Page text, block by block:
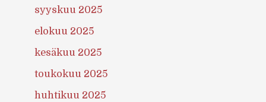
syyskuu 2025
elokuu 2025
kesäkuu 2025
toukokuu 2025
huhtikuu 2025